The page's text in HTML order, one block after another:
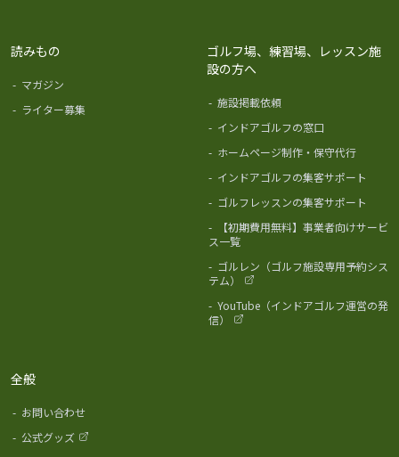
読みもの
- マガジン
- ライター募集
ゴルフ場、練習場、レッスン施
設の方へ
- 施設掲載依頼
- インドアゴルフの窓口
- ホームページ制作・保守代行
- インドアゴルフの集客サポート
- ゴルフレッスンの集客サポート
-
【初期費用無料】事業者向けサービ
ス一覧
- ゴルレン（ゴルフ施設専用予約シス
テム）
- YouTube（インドアゴルフ運営の発
信）
全般
- お問い合わせ
- 公式グッズ